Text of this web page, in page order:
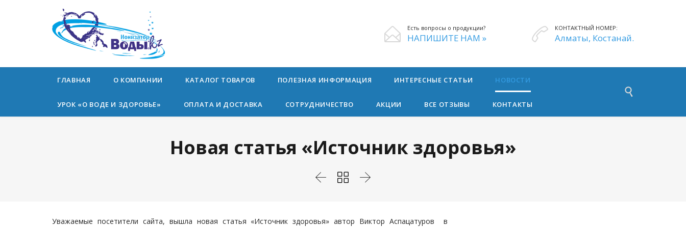
 Есть вопросы о продукции?
НАПИШИТЕ НАМ »  КОНТАКТНЫЙ НОМЕР:
Алматы, Костанай.
to
ГЛАВНАЯ О КОМПАНИИ КАТАЛОГ ТОВАРОВ ПОЛЕЗНАЯ ИНФОРМАЦИЯ ИНТЕРЕСНЫЕ СТАТЬИ НОВОСТИ
УРОК «О ВОДЕ И ЗДОРОВЬЕ» ОПЛАТА И ДОСТАВКА СОТРУДНИЧЕСТВО АКЦИИ ВСЕ ОТЗЫВЫ КОНТАКТЫ

Новая статья «Источник здоровья»
  
Уважаемые посетители сайта, вышла новая статья «Источник здоровья» автор Виктор Аспацатуров в